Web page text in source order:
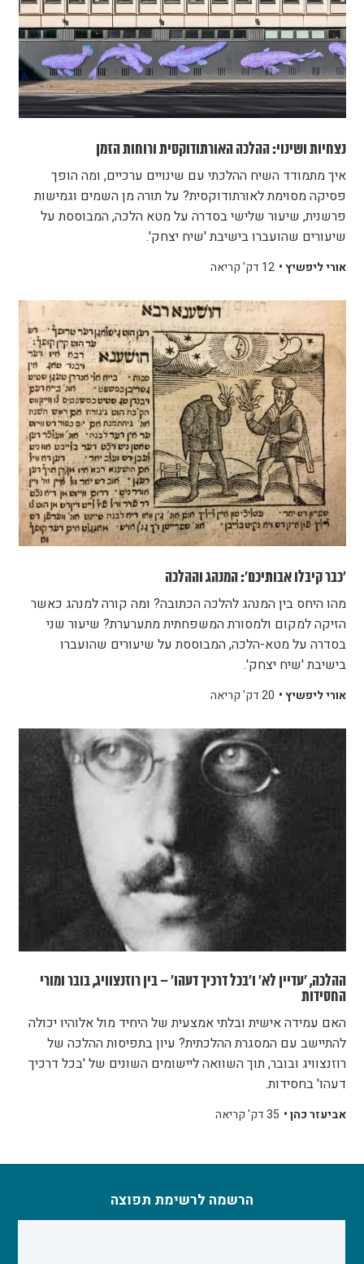
נצחיות ושינוי: ההלכה האורתודוקסית ורוחות הזמן
אורי ליפשיץ • 12 דק' קריאה
איך מתמודד השיח ההלכתי עם שינויים ערכיים, ומה הופך
פסיקה מסוימת לאורתודוקסית? על תורה מן השמים וגמישות
פרשנית, שיעור שלישי בסדרה על מטא הלכה, המבוססת על
שיעורים שהועברו בישיבת 'שיח יצחק'.
'כבר קיבלו אבותיכם': המנהג וההלכה
אורי ליפשיץ • 20 דק' קריאה
מהו היחס בין המנהג להלכה הכתובה? ומה קורה למנהג כאשר
הזיקה למקום ולמסורת המשפחתית מתערערת? שיעור שני
בסדרה על מטא-הלכה, המבוססת על שיעורים שהועברו
בישיבת 'שיח יצחק'.
ההלכה, 'עדיין לא' ו'בכל דרכיך דעהו' – בין רוזנצוויג, בובר ומורי
החסידות
אביעזר כהן • 35 דק' קריאה
האם עמידה אישית ובלתי אמצעית של היחיד מול אלוהיו יכולה
להתיישב עם המסגרת ההלכתית? עיון בתפיסות ההלכה של
רוזנצוויג ובובר, תוך השוואה ליישומים השונים של 'בכל דרכיך
דעהו' בחסידות.
הרשמה לרשימת תפוצה